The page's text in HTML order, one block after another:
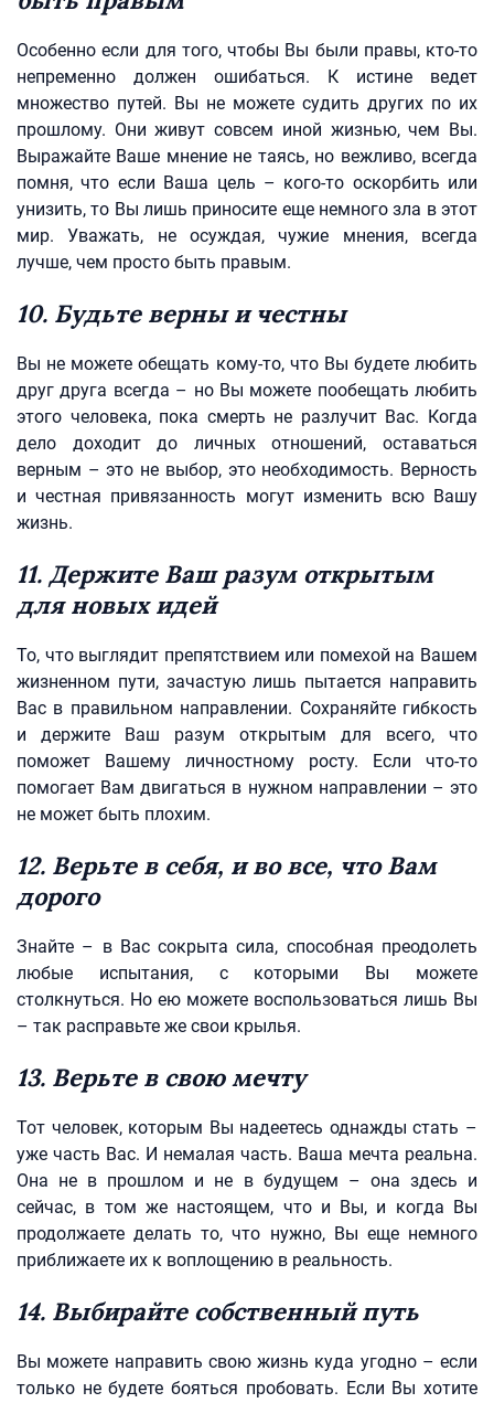
Особенно если для того, чтобы Вы были правы, кто-то
непременно должен ошибаться. К истине ведет
множество путей. Вы не можете судить других по их
прошлому. Они живут совсем иной жизнью, чем Вы.
Выражайте Ваше мнение не таясь, но вежливо, всегда
помня, что если Ваша цель – кого-то оскорбить или
унизить, то Вы лишь приносите еще немного зла в этот
мир. Уважать, не осуждая, чужие мнения, всегда
лучше, чем просто быть правым.
10. Будьте верны и честны
Вы не можете обещать кому-то, что Вы будете любить
друг друга всегда – но Вы можете пообещать любить
этого человека, пока смерть не разлучит Вас. Когда
дело доходит до личных отношений, оставаться
верным – это не выбор, это необходимость. Верность
и честная привязанность могут изменить всю Вашу
жизнь.
11. Держите Ваш разум открытым
для новых идей
То, что выглядит препятствием или помехой на Вашем
жизненном пути, зачастую лишь пытается направить
Вас в правильном направлении. Сохраняйте гибкость
и держите Ваш разум открытым для всего, что
поможет Вашему личностному росту. Если что-то
помогает Вам двигаться в нужном направлении – это
не может быть плохим.
12. Верьте в себя, и во все, что Вам
дорого
Знайте – в Вас сокрыта сила, способная преодолеть
любые испытания, с которыми Вы можете
столкнуться. Но ею можете воспользоваться лишь Вы
– так расправьте же свои крылья.
13. Верьте в свою мечту
Тот человек, которым Вы надеетесь однажды стать –
уже часть Вас. И немалая часть. Ваша мечта реальна.
Она не в прошлом и не в будущем – она здесь и
сейчас, в том же настоящем, что и Вы, и когда Вы
продолжаете делать то, что нужно, Вы еще немного
приближаете их к воплощению в реальность.
14. Выбирайте собственный путь
Вы можете направить свою жизнь куда угодно – если
только не будете бояться пробовать. Если Вы хотите